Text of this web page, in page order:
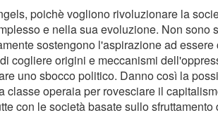
poichè vogliono rivoluzionare la
e nella sua evoluzione. Non
sostengono l'aspirazione ad
cogliere origini e meccanismi
uno sbocco politico. Danno così la
classe operaia per rovesciare il
con le società basate sullo